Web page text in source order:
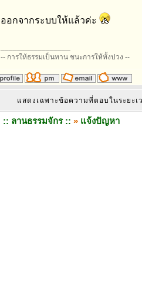
ออกจากระบบให้แล้วค่ะ
-- การให้ธรรมเป็นทาน ชนะการให้ทั้งปวง --
แสดงเฉพาะข้อความที่ตอบในระยะ
:: ลานธรรมจักร :: » แจ้งปัญหา